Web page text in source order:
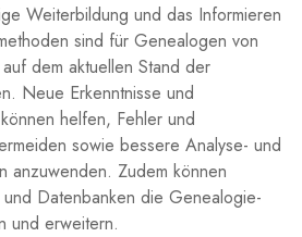
Weiterbildung und das Informieren
sind für Genealogen von
dem aktuellen Stand der
Neue Erkenntnisse und
helfen, Fehler und
sowie bessere Analyse- und
anzuwenden. Zudem können
Datenbanken die Genealogie-
und erweitern.